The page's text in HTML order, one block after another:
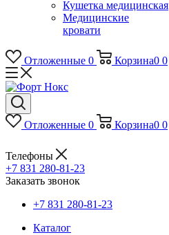
Кушетка медицинская
Медицинские
кровати
Отложенные 0 Корзина0 0
Отложенные 0 Корзина0 0
Телефоны
+7 831 280-81-23
Заказать звонок
+7 831 280-81-23
Каталог